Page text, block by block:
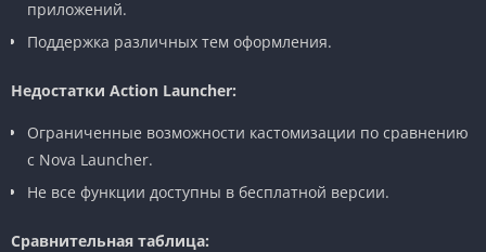
приложений.
Поддержка различных тем оформления.
Недостатки Action Launcher:
Ограниченные возможности кастомизации по сравнению
с Nova Launcher.
Не все функции доступны в бесплатной версии.
Сравнительная таблица: